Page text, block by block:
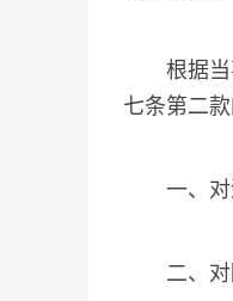
根据当事
七条第二
一、对浙
二、对阮